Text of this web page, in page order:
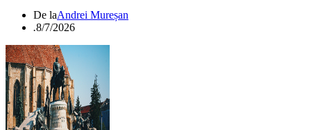
De laAndrei Mureșan
.8/7/2026